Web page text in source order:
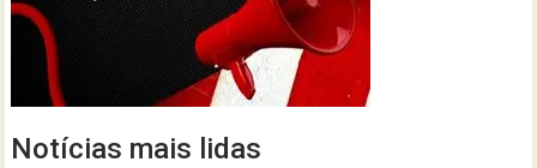
Notícias mais lidas